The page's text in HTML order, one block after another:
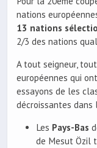
nations
13 nations
2/3 des nations
A tout seigneur,
européennes qui
essayons de les
décroissantes dans
Les Pays-Bas
de Mesut Özil